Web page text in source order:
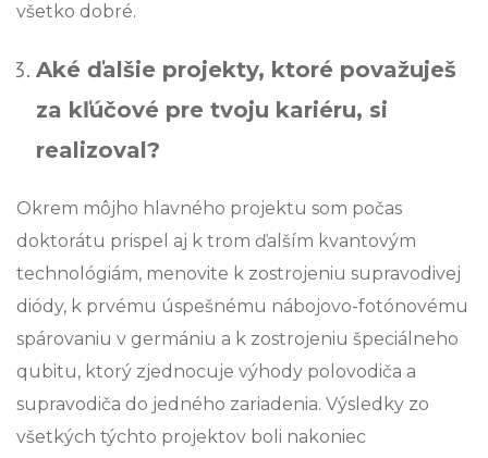
všetko dobré.
Aké ďalšie projekty, ktoré považuješ
za kľúčové pre tvoju kariéru, si
realizoval?
Okrem môjho hlavného projektu som počas
doktorátu prispel aj k trom ďalším kvantovým
technológiám, menovite k zostrojeniu supravodivej
diódy, k prvému úspešnému nábojovo-fotónovému
spárovaniu v germániu a k zostrojeniu špeciálneho
qubitu, ktorý zjednocuje výhody polovodiča a
supravodiča do jedného zariadenia. Výsledky zo
všetkých týchto projektov boli nakoniec